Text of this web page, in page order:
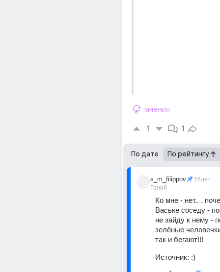
мнения
1 1
По дате По рейтингу
s_m_filippov
Гений
16лет
Ко мне - нет.. .
Ваське соседу -
не зайду к нему -
зелёные
так и бегают!!!
Источник: :)